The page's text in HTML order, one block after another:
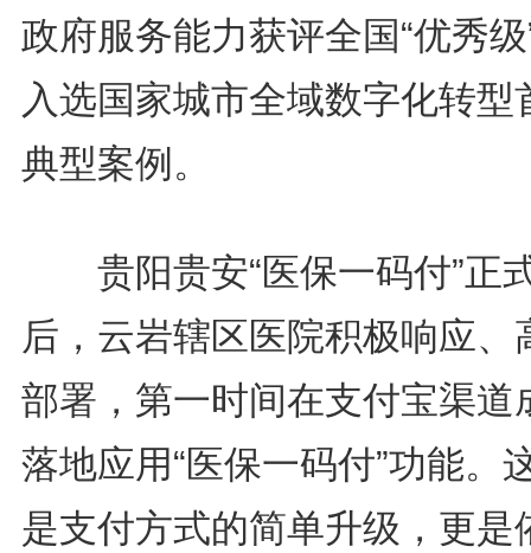
政府服务能力获评全国“优秀
入选国家城市全域数字化转型
典型案例。
贵阳贵安“医保一码付”正
后，云岩辖区医院积极响应、
部署，第一时间在支付宝渠道
落地应用“医保一码付”功能。
是支付方式的简单升级，更是